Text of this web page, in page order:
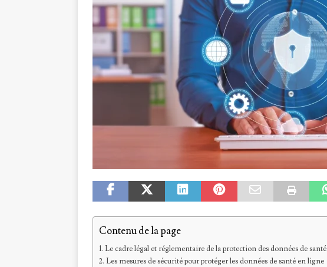
Contenu de la page
Le cadre légal et réglementaire de la protection des données de santé
Les mesures de sécurité pour protéger les données de santé en ligne